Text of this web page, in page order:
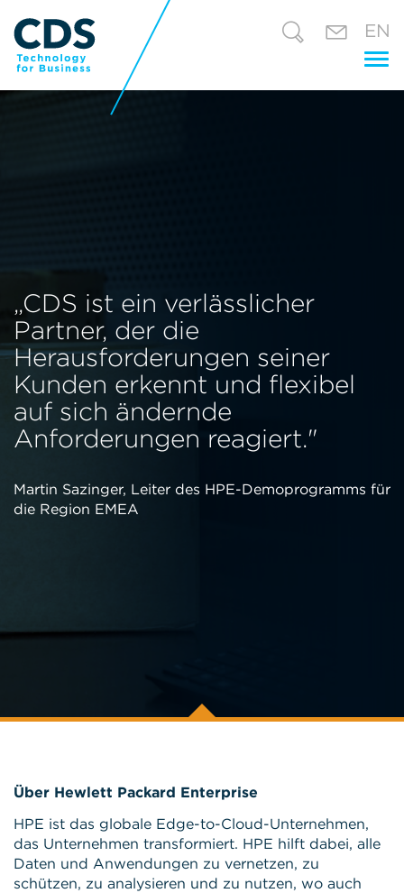
EN
„CDS ist ein verlässlicher
Partner, der die
Herausforderungen seiner
Kunden erkennt und flexibel
auf sich ändernde
Anforderungen reagiert."
Martin Sazinger, Leiter des HPE-Demoprogramms für
die Region EMEA
Über Hewlett Packard Enterprise
HPE ist das globale Edge-to-Cloud-Unternehmen,
das Unternehmen transformiert. HPE hilft dabei, alle
Daten und Anwendungen zu vernetzen, zu
schützen, zu analysieren und zu nutzen, wo auch